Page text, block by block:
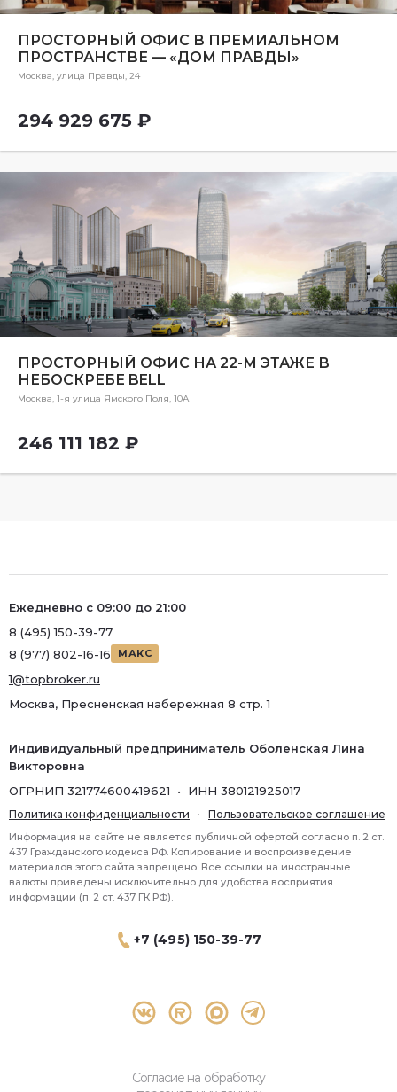
ПРОСТОРНЫЙ ОФИС В ПРЕМИАЛЬНОМ
ПРОСТРАНСТВЕ — «ДОМ ПРАВДЫ»
Москва, улица Правды, 24
294 929 675 ₽
ПРОСТОРНЫЙ ОФИС НА 22-М ЭТАЖЕ В
НЕБОСКРЕБЕ BELL
Москва, 1-я улица Ямского Поля, 10А
246 111 182 ₽
+7 (495) 150-39-77
Согласие на обработку
Ежедневно с 09:00 до 21:00
8 (495) 150-39-77
8 (977) 802-16-16
МАКС
1@topbroker.ru
Москва, Пресненская набережная 8 стр. 1
Индивидуальный предприниматель Оболенская Лина
Викторовна
ОГРНИП 321774600419621 • ИНН 380121925017
Политика конфиденциальности · Пользовательское соглашение
Информация на сайте не является публичной офертой согласно п. 2 ст.
437 Гражданского кодекса РФ. Копирование и воспроизведение
материалов этого сайта запрещено. Все ссылки на иностранные
валюты приведены исключительно для удобства восприятия
информации (п. 2 ст. 437 ГК РФ).